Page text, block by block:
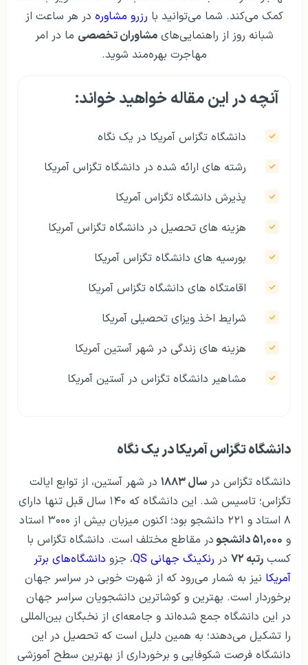
کمک می‌کند. شما می‌توانید با رزرو مشاوره در هر ساعت از
شبانه روز از راهنمایی‌هایمشاوران تخصصی ما در امر
مهاجرت بهره‌مند شوید.
آنچه در این مقاله خواهید خواند:
دانشگاه تگزاس آمریکا در یک نگاه
رشته های ارائه شده در دانشگاه تگزاس آمریکا
پذیرش دانشگاه تگزاس آمریکا
هزینه های تحصیل در دانشگاه تگزاس آمریکا
بورسیه های دانشگاه تگزاس آمریکا
اقامتگاه های دانشگاه تگزاس آمریکا
شرایط اخذ ویزای تحصیلی آمریکا
هزینه های زندگی در شهر آستین آمریکا
مشاهیر دانشگاه تگزاس در آستین آمریکا
دانشگاه تگزاس آمریکا در یک نگاه
دانشگاه تگزاس در سال ۱۸۸۳
در شهر آستین، از توابع ایالت
تگزاس؛ تاسیس شد. این دانشگاه که ۱۴۰ سال قبل تنها دارای
۸ استاد و ۲۲۱ دانشجو بود؛ اکنون میزبان بیش از ۳۰۰۰ استاد
و ۵۱,۰۰۰ دانشجو
در مقاطع مختلف است. دانشگاه تگزاس با
کسب رتبه ۷۲ در رنکینگ جهانی QS ، جزو دانشگاه‌های برتر
آمریکا نیز به شمار می‌رود که از شهرت خوبی در سراسر جهان
برخوردار است. بهترین و کوشاترین دانشجویان سراسر جهان
در این دانشگاه جمع شده‌اند و جامعه‌ای از نخبگان بین‌المللی
را تشکیل می‌دهند؛ به همین دلیل است که تحصیل در این
دانشگاه فرصت شکوفایی و برخورداری از بهترین سطح آموزشی